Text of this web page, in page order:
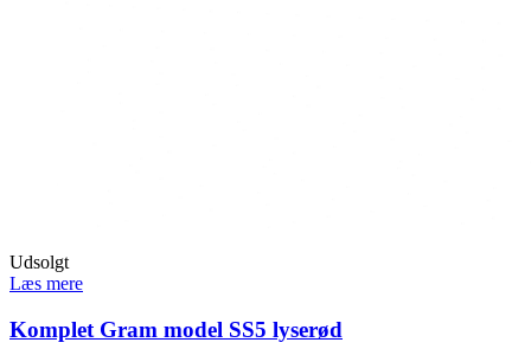
Udsolgt
Læs mere
Komplet Gram model SS5 lyserød